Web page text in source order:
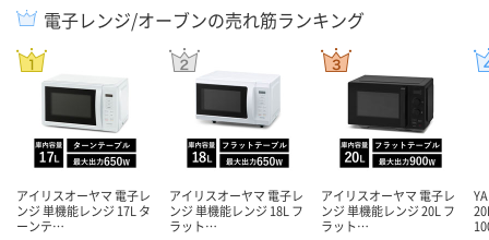
電子レンジ/オーブンの売れ筋ランキング
アイリスオーヤマ 電子レ
ンジ 単機能レンジ 17L タ
ーンテ…
アイリスオーヤマ 電子レ
ンジ 単機能レンジ 18L フ
ラット…
アイリスオーヤマ 電子レ
ンジ 単機能レンジ 20L フ
ラット…